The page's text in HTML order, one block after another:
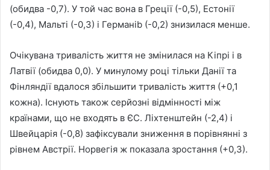
(обидва -0,7). У той час вона в Греції (-0,5), Естонії
(-0,4), Мальті (-0,3) і Германіb (-0,2) знизилася менше.
Очікувана тривалість життя не змінилася на Кіпрі і в
Латвії (обидва 0,0). У минулому році тільки Данії та
Фінляндії вдалося збільшити тривалість життя (+0,1
кожна). Існують також серйозні відмінності між
країнами, що не входять в ЄС. Ліхтенштейн (-2,4) і
Швейцарія (-0,8) зафіксували зниження в порівнянні з
рівнем Австрії. Норвегія ж показала зростання (+0,3).